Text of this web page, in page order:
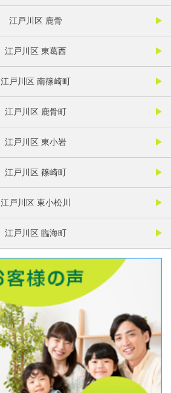
江戸川区 鹿骨
江戸川区 東葛西
江戸川区 南篠崎町
江戸川区 鹿骨町
江戸川区 東小岩
江戸川区 篠崎町
江戸川区 東小松川
江戸川区 臨海町